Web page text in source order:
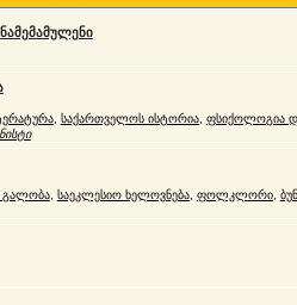
, საქართველოს ისტორია, ფსიქოლოგია
გალობა, საეკლესიო ხელოვნება, ფოლკლორი,